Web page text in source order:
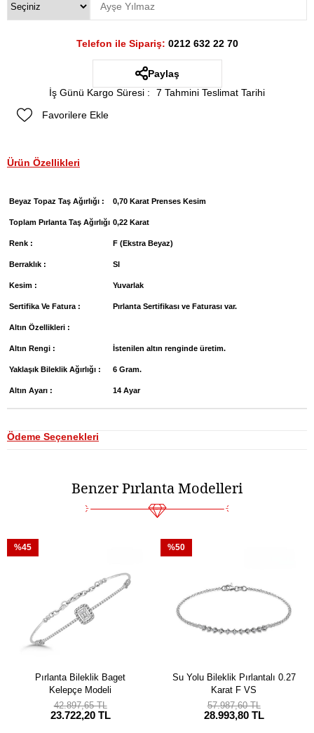
Telefon ile Sipariş: 0212 632 22 70
Paylaş
İş Günü Kargo Süresi :
7 Tahmini Teslimat Tarihi
Favorilere Ekle
Ürün Özellikleri
Beyaz Topaz Taş Ağırlığı : 0,70 Karat Prenses Kesim
Toplam Pırlanta Taş Ağırlığı 0,22 Karat
Renk : F (Ekstra Beyaz)
Berraklık : SI
Kesim : Yuvarlak
Sertifika Ve Fatura : Pırlanta Sertifikası ve Faturası var.
Altın Özellikleri :
Altın Rengi : İstenilen altın renginde üretim.
Yaklaşık Bileklik Ağırlığı : 6 Gram.
Altın Ayarı : 14 Ayar
Ödeme Seçenekleri
Benzer Pırlanta Modelleri
Pırlanta Bileklik Baget
Kelepçe Modeli
23.722,20 TL
42.897,65 TL
%45
Su Yolu Bileklik Pırlantalı 0.27
Karat F VS
28.993,80 TL
57.987,60 TL
%50